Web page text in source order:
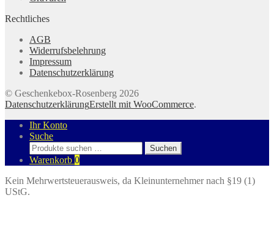
Rechtliches
AGB
Widerrufsbelehrung
Impressum
Datenschutzerklärung
© Geschenkebox-Rosenberg 2026
DatenschutzerklärungErstellt mit WooCommerce.
Ihr Konto
Suche
Suchen
nach:
Suchen
Warenkorb 0
Kein Mehrwertsteuerausweis, da Kleinunternehmer nach §19 (1)
UStG.